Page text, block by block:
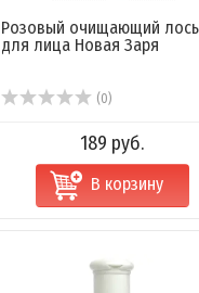
Розовый очищающий
для лица Новая Заря
(0)
189 руб.
В корзину